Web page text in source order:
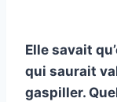
Elle savait
qui saurait
gaspiller.